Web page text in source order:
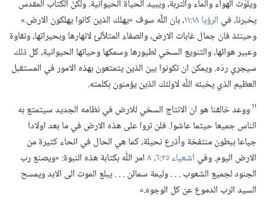
ويلوّث الهواء والماء والتربة،‏ ويبيد الحياة الحيوانية.‏ ولكنّ الكتاب المقدس
يخبرنا،‏ في الرؤيا ١٨:‏١١
‏،‏ بان اللّٰه سوف «يهلك الذين كانوا يهلكون الارض.‏»
وحينئذ فان جمال غابات الارض،‏ والصفاء المتلألئ لانهارها وبحيراتها،‏ ونقاوة
وعبير هوائها،‏ والتنويع السخي لطيورها وسمكها وحياتها الحيوانية،‏ كل ذلك
سيجري ردّه.‏ ويمكن ان تكونوا بين الذين يتمتعون بهذه الامور في المستقبل
العظيم الذي يخبئه اللّٰه لاولئك الذين يؤمنون بكلمته.‏
١١ووعد خالقنا هو ان الانتاج السخي للارض في نظامه الجديد سيتمتع به
الناس جميعا حيثما عاشوا.‏ فلن تروا على هذه الارض في ما بعد اولادا
جياعا ببطون منتفخة وأذرع نحيلة،‏ كما هي الحال في انحاء كثيرة من
الارض اليوم.‏ وفي اشعياء ٢٥:‏٦،‏
امر اللّٰه بكتابة هذه النبوة:‏ «ويصنع رب
الجنود لجميع الشعوب .‏ .‏ .‏ وليمة سمائن .‏ .‏ .‏ يبلع الموت الى الابد ويمسح
السيد الرب الدموع عن كل الوجوه.‏»‏